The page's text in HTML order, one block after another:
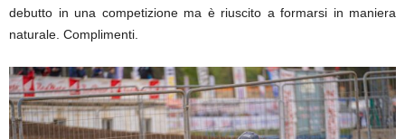
debutto in una competizione ma è riuscito a formarsi in maniera
naturale. Complimenti.